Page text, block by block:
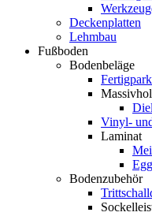
Deckenplatten
Lehmbau
Fußboden
Bodenbeläge
Vinyl-
Laminat
Bodenzubehör